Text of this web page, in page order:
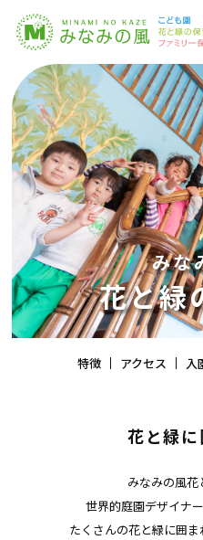
みな
花と緑
特徴 アクセス 入
花と緑に
みなみの風花
世界的庭園デザイナ
たくさんの花と緑に囲ま